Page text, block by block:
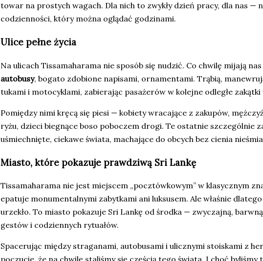
towar na prostych wagach. Dla nich to zwykły dzień pracy, dla nas —
codzienności, który można oglądać godzinami.
Ulice pełne życia
Na ulicach Tissamaharama nie sposób się nudzić. Co chwilę mijają nas
autobusy, bogato zdobione napisami, ornamentami. Trąbią,
tukami i motocyklami, zabierając pasażerów w kolejne odległe zakątki
Pomiędzy nimi kręcą się piesi — kobiety wracające z zakupów,
ryżu, dzieci biegnące boso poboczem drogi. Te ostatnie szczególnie
uśmiechnięte, ciekawe świata, machające do obcych bez cienia
Miasto, które pokazuje prawdziwą Sri Lankę
Tissamaharama nie jest miejscem „pocztówkowym” w klasycznym
epatuje monumentalnymi zabytkami ani luksusem. Ale właśnie
urzekło. To miasto pokazuje Sri Lankę od środka — zwyczajną,
gestów i codziennych rytuałów.
Spacerując między straganami, autobusami i ulicznymi stoiskami z